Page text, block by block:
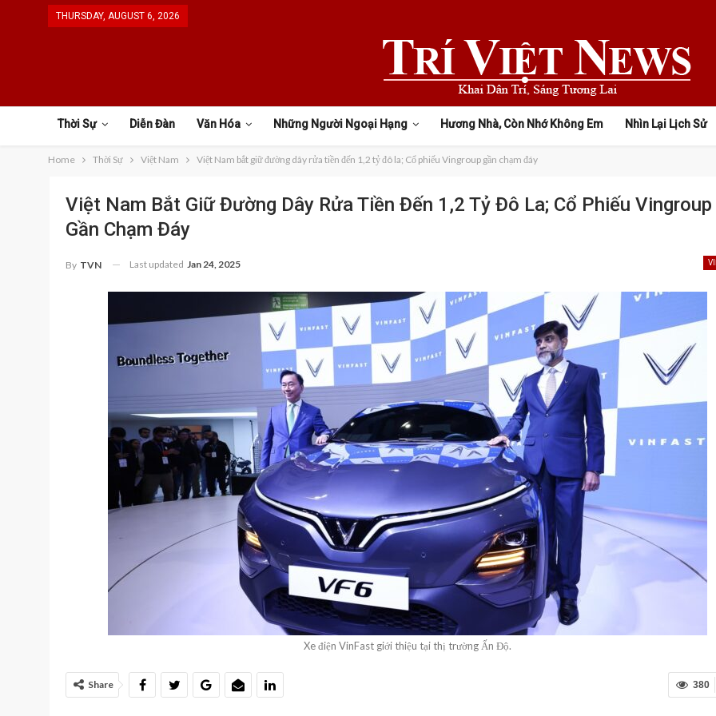
THURSDAY, AUGUST 6, 2026
Thời Sự Diễn Đàn Văn Hóa Những Người Ngoại Hạng Hương Nhà, Còn Nhớ Không Em Nhìn Lại Lịch Sử
Home Thời Sự Việt Nam Việt Nam bắt giữ đường dây rửa tiền đến 1,2 tỷ đô la; Cổ phiếu Vingroup gần chạm đáy
Việt Nam Bắt Giữ Đường Dây Rửa Tiền Đến 1,2 Tỷ Đô La; Cổ Phiếu Vingroup
Gần Chạm Đáy
By TVN Last updated Jan 24, 2025
Xe điện VinFast giới thiệu tại thị trường Ấn Độ.
380
Share